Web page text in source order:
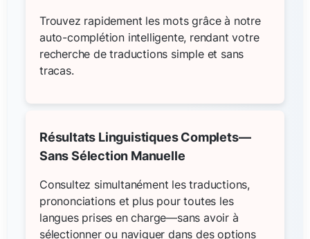
Trouvez rapidement les mots grâce à notre
auto-complétion intelligente, rendant votre
recherche de traductions simple et sans
tracas.
Résultats Linguistiques Complets—
Sans Sélection Manuelle
Consultez simultanément les traductions,
prononciations et plus pour toutes les
langues prises en charge—sans avoir à
sélectionner ou naviguer dans des options